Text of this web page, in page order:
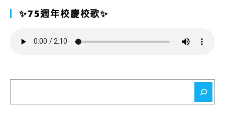
✨75週年校慶校歌✨